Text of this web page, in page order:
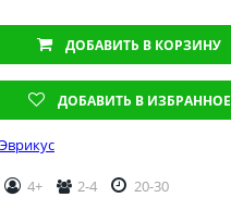
ДОБАВИТЬ В КОРЗИНУ
ДОБАВИТЬ В ИЗБРАННОЕ
Эврикус
4+ 2-4
20-30